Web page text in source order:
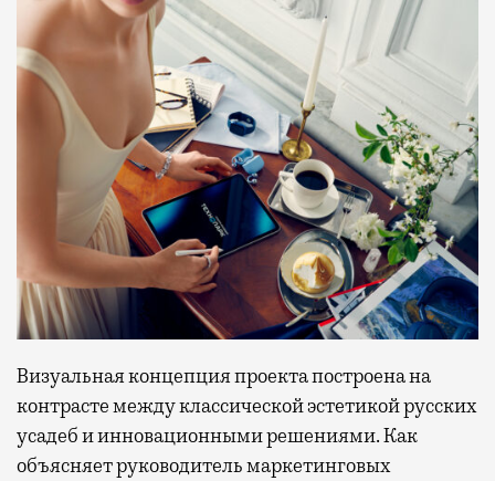
Визуальная концепция проекта построена на
контрасте между классической эстетикой русских
усадеб и инновационными решениями. Как
объясняет руководитель маркетинговых